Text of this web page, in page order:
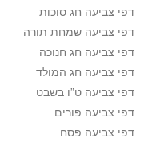
דפי צביעה חג סוכות
דפי צביעה שמחת תורה
דפי צביעה חג חנוכה
דפי צביעה חג המולד
דפי צביעה ט”ו בשבט
דפי צביעה פורים
דפי צביעה פסח